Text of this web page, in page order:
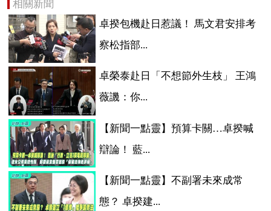
相關新聞
卓揆包機赴日惹議！ 馬文君安排考
察松指部...
卓榮泰赴日「不想節外生枝」 王鴻
薇譏：你...
【新聞一點靈】預算卡關…卓揆喊
辯論！ 藍...
【新聞一點靈】不副署未來成常
態？ 卓揆建...